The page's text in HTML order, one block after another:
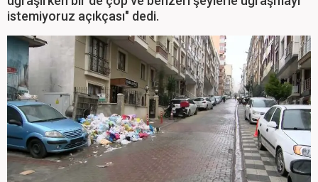
istemiyoruz açıkçası" dedi.